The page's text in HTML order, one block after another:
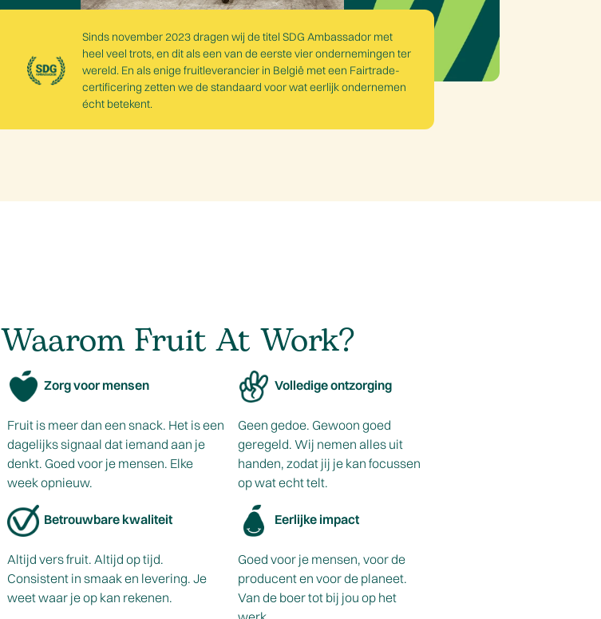
Sinds november 2023 dragen wij de titel SDG Ambassador met
heel veel trots, en dit als een van de eerste vier ondernemingen ter
wereld. En als enige fruitleverancier in België met een Fairtrade-
certificering zetten we de standaard voor wat eerlijk ondernemen
écht betekent.
Waarom Fruit At Work?
Zorg voor mensen
Fruit is meer dan een snack. Het is een
dagelijks signaal dat iemand aan je
denkt. Goed voor je mensen. Elke
week opnieuw.
Volledige ontzorging
Geen gedoe. Gewoon goed
geregeld. Wij nemen alles uit
handen, zodat jij je kan focussen
op wat echt telt.
Betrouwbare kwaliteit
Altijd vers fruit. Altijd op tijd.
Consistent in smaak en levering. Je
weet waar je op kan rekenen.
Eerlijke impact
Goed voor je mensen, voor de
producent en voor de planeet.
Van de boer tot bij jou op het